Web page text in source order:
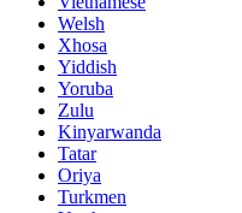
Welsh
Xhosa
Yiddish
Yoruba
Zulu
Kinyarwanda
Tatar
Oriya
Turkmen